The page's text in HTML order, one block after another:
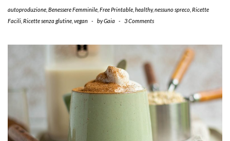
autoproduzione Benessere Femminile Free Printable healthy,nessuno spreco Ricette
Facili Ricette senza glutine vegan - byGaia - 3 Comments